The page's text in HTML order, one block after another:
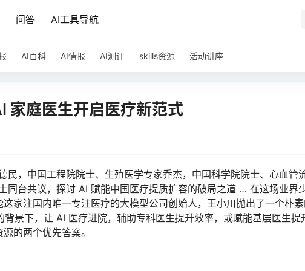
问答 AI工具导航
AI百科 AI情报 AI测评 skills资源 活动讲座
家庭医生开启医疗新范式
民，中国工程院院士、生殖医学专家乔杰，中国科学院院士、心血管
同台共议，探讨 AI 赋能中国医疗提质扩容的破局之道 … 在这场业界
家注国内唯一专注医疗的大模型公司创始人，王小川抛出了一个朴
景下，让 AI 医疗进院，辅助专科医生提升效率，或赋能基层医生提
的两个优先答案。